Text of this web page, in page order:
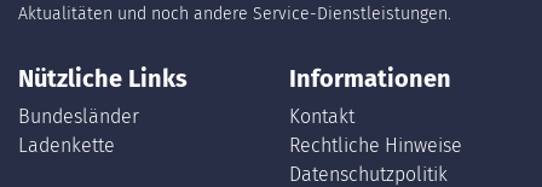
Aktualitäten und noch andere Service-Dienstleistungen.
Nützliche Links
Bundesländer
Ladenkette
Informationen
Kontakt
Rechtliche Hinweise
Datenschutzpolitik